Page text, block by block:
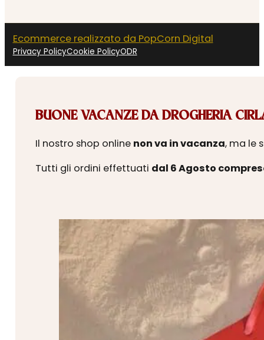
Ecommerce realizzato da PopCorn Digital
Privacy PolicyCookie PolicyODR
BUONE VACANZE DA DROGHERIA
Il nostro shop online non va in vacanza, ma le
Tutti gli ordini effettuati dal 6 Agosto